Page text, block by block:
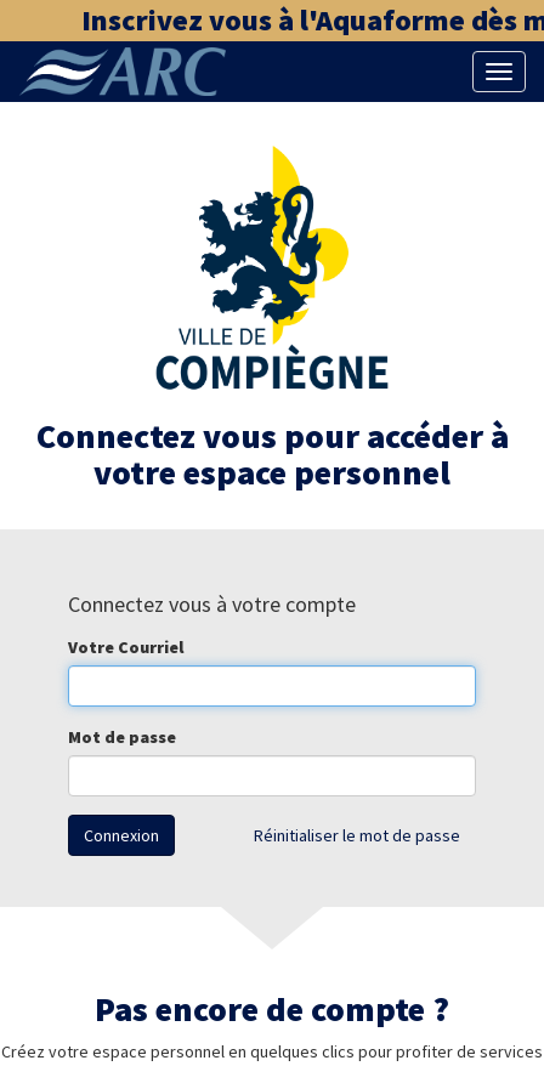
Inscrivez vous à l'Aquaforme dès
la
Connectez vous pour accéder à
votre espace personnel
Connectez vous à votre compte
Votre Courriel
Mot de passe
Réinitialiser le mot de passe
Connexion
Pas encore de compte ?
Créez votre espace personnel en quelques clics pour profiter de services